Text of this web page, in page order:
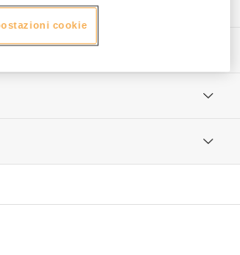
ione 2250 mAh (3,85 V / 8,47 Wh)
la porta USB-C (cavo per la
V / 8,47 Wh)
scarica: 300
notice-R2250
ACCESORIES COMPATIBILITY
cookie